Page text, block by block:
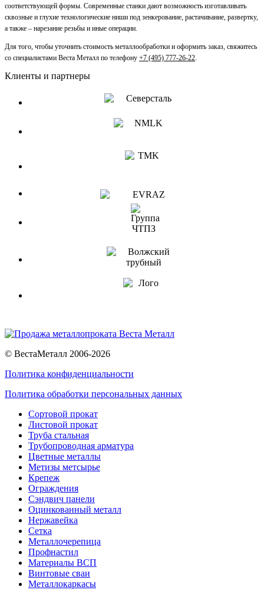
соответствующей формы. Современные станки дают возможность изготавливать
сквозные и глухие технологические ниши под зенкерование, растачивание, развертку,
а также – нарезание резьбы и иные операции.
Для того, чтобы уточнить стоимость металлообработки и оформить заказ, свяжитесь
со специалистами Веста Металл по телефону +7 (495) 777-26-22.
Клиенты и партнеры
© ВестаМеталл 2006-2026
Политика конфиденциальности
Политика обработки персональных данных
Сортовой прокат
Листовой прокат
Труба стальная
Трубопроводная арматура
Цветные металлы
Метизы метсырье
Крепеж
Ограждения
Сэндвич панели
Оцинкованный металл
Нержавейка
Сетка
Металлочерепица
Профнастил
Материалы ВСП
Винтовые сваи
Металлокаркасы